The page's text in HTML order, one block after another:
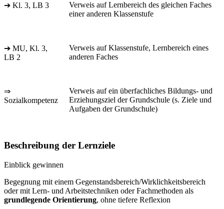
➔ Kl. 3, LB 3
Verweis auf Lernbereich des gleichen Faches
einer anderen Klassenstufe
➔ MU, Kl. 3,
LB 2
Verweis auf Klassenstufe, Lernbereich eines
anderen Faches
⇒
Sozialkompetenz
Verweis auf ein überfachliches Bildungs- und
Erziehungsziel der Grundschule (s. Ziele und
Aufgaben der Grundschule)
Beschreibung der Lernziele
Einblick gewinnen
Begegnung mit einem Gegenstandsbereich/Wirklichkeitsbereich
oder mit Lern- und Arbeitstechniken oder Fachmethoden als
grundlegende Orientierung, ohne tiefere Reflexion